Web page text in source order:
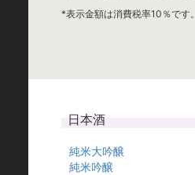
*表示金額は消費税率10％です。
日本酒
純米大吟醸
純米吟醸